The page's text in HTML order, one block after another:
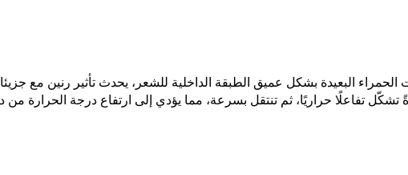
البعيدة بشكل عميق الطبقة الداخلية للشعر، يحدث تأثير رنين مع
تشكّل تفاعلًا حراريًا، ثم تنتقل بسرعة، مما يؤدي إلى ارتفاع درجة الحرارة